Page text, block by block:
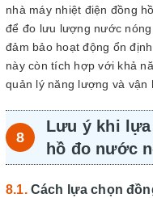
nhà máy nhiệt điện đồng
để đo lưu lượng nước
đảm bảo hoạt động ổn
này còn tích hợp với khả
quản lý năng lượng và vận
Lưu ý khi
hồ đo nước
Cách lựa chọn